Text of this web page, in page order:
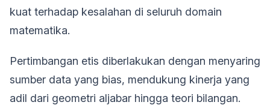
kuat terhadap kesalahan di seluruh domain
matematika.
Pertimbangan etis diberlakukan dengan menyaring
sumber data yang bias, mendukung kinerja yang
adil dari geometri aljabar hingga teori bilangan.